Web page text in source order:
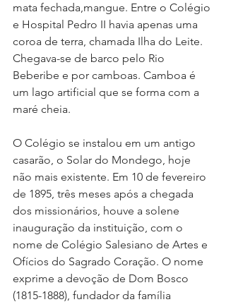
mata fechada,mangue. Entre o Colégio
e Hospital Pedro II havia apenas uma
coroa de terra, chamada Ilha do Leite.
Chegava-se de barco pelo Rio
Beberibe e por camboas. Camboa é
um lago artificial que se forma com a
maré cheia.
O Colégio se instalou em um antigo
casarão, o Solar do Mondego, hoje
não mais existente. Em 10 de fevereiro
de 1895, três meses após a chegada
dos missionários, houve a solene
inauguração da instituição, com o
nome de Colégio Salesiano de Artes e
Ofícios do Sagrado Coração. O nome
exprime a devoção de Dom Bosco
(1815-1888), fundador da família